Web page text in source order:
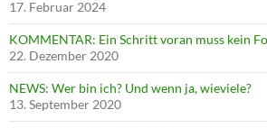
17. Februar 2024
KOMMENTAR: Ein Schritt voran muss kein
22. Dezember 2020
NEWS: Wer bin ich? Und wenn ja, wieviele?
13. September 2020